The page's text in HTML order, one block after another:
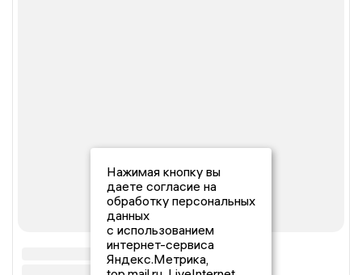
Нажимая кнопку вы
даете согласие на
обработку персональных
данных
с использованием
интернет-сервиса
Яндекс.Метрика,